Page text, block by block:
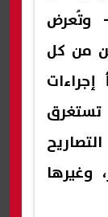
وتُعرض
من كل
تستغرق
وغيرها